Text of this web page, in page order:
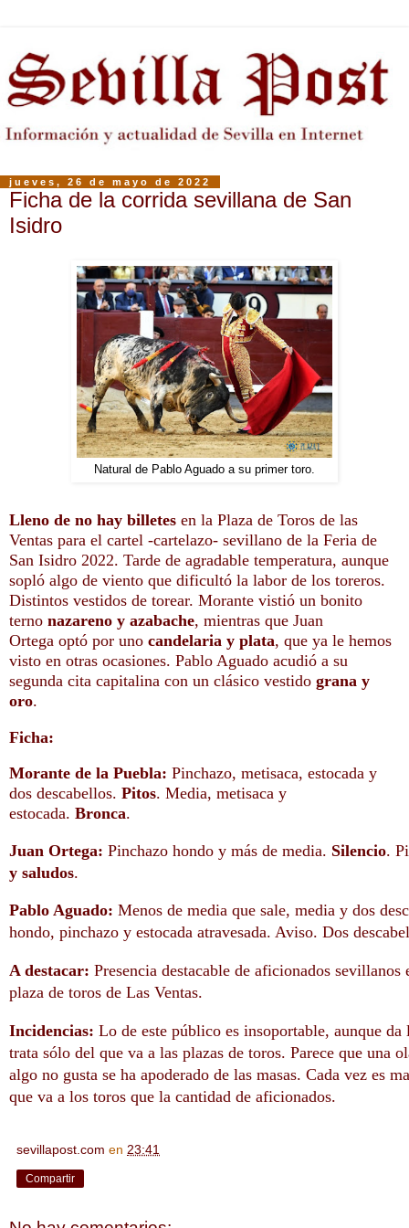
jueves, 26 de mayo de 2022
Ficha de la corrida sevillana de San
Isidro
Natural de Pablo Aguado a su primer toro.
Lleno de no hay billetes en la Plaza de Toros de las
Ventas para el cartel -cartelazo- sevillano de la Feria de
San Isidro 2022. Tarde de agradable temperatura, aunque
sopló algo de viento que dificultó la labor de los toreros.
Distintos vestidos de torear. Morante vistió un bonito
terno nazareno y azabache, mientras que Juan
Ortega optó por uno candelaria y plata, que ya le hemos
visto en otras ocasiones. Pablo Aguado acudió a su
segunda cita capitalina con un clásico vestido grana y
oro.
Ficha:
Morante de la Puebla: Pinchazo, metisaca, estocada y
dos descabellos. Pitos. Media, metisaca y
estocada. Bronca.
Juan Ortega: Pinchazo hondo y más de media. Silencio.
y saludos.
Pablo Aguado: Menos de media que sale, media y dos
hondo, pinchazo y estocada atravesada. Aviso. Dos
A destacar: Presencia destacable de aficionados sevillanos
plaza de toros de Las Ventas.
Incidencias: Lo de este público es insoportable, aunque
trata sólo del que va a las plazas de toros. Parece que una
algo no gusta se ha apoderado de las masas. Cada vez es
que va a los toros que la cantidad de aficionados.
sevillapost.com en 23:41
Compartir